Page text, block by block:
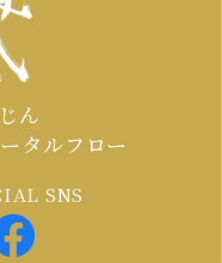
ん
タルフロー
SNS